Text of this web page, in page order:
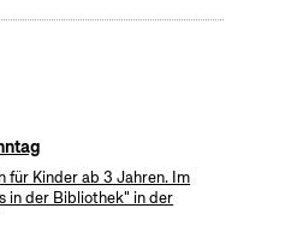
für Kinder ab 3 Jahren. Im
in der Bibliothek" in der